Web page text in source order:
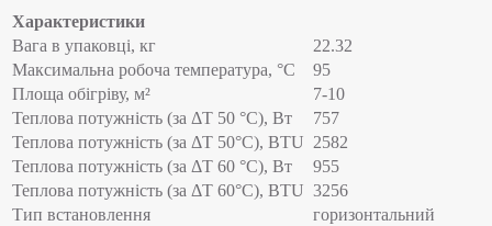
Характеристики
Вага в упаковці, кг
22.32
Максимальна робоча температура, °C
95
Площа обігріву, м²
7-10
Теплова потужність (за ΔT 50 °C), Вт
757
Теплова потужність (за ΔT 50°С), BTU 2582
Теплова потужність (за ΔT 60 °C), Вт
955
Теплова потужність (за ΔT 60°С), BTU 3256
Тип встановлення
горизонтальний